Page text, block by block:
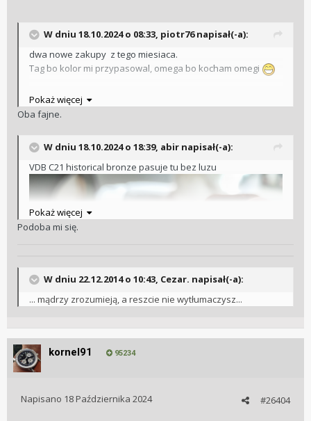
W dniu 18.10.2024 o 08:33, piotr76napisał(-a):
dwa nowe zakupy z tego miesiaca.
Tag bo kolor mi przypasowal, omega bo kocham omegi
Pokaż więcej
Oba fajne.
W dniu 18.10.2024 o 18:39, abir napisał(-a):
VDB C21 historical bronze pasuje tu bez luzu
Pokaż więcej
Podoba mi się.
W dniu 22.12.2014 o 10:43, Cezar. napisał(-a):
... mądrzy zrozumieją, a reszcie nie wytłumaczysz...
kornel91 95234
#26404
Napisano 18 Października 2024